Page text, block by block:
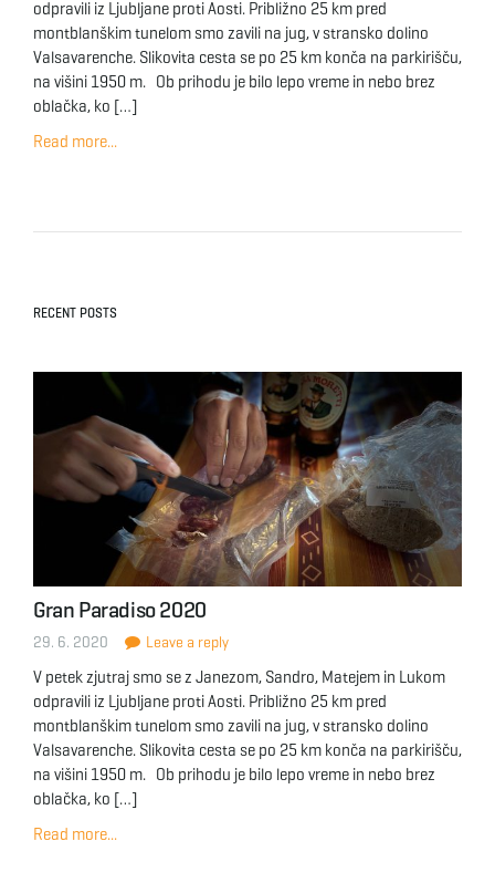
odpravili iz Ljubljane proti Aosti. Približno 25 km pred
montblanškim tunelom smo zavili na jug, v stransko dolino
Valsavarenche. Slikovita cesta se po 25 km konča na parkirišču,
na višini 1950 m. Ob prihodu je bilo lepo vreme in nebo brez
oblačka, ko […]
Read more...
RECENT POSTS
Gran Paradiso 2020
29. 6. 2020 Leave a reply
V petek zjutraj smo se z Janezom, Sandro, Matejem in Lukom
odpravili iz Ljubljane proti Aosti. Približno 25 km pred
montblanškim tunelom smo zavili na jug, v stransko dolino
Valsavarenche. Slikovita cesta se po 25 km konča na parkirišču,
na višini 1950 m. Ob prihodu je bilo lepo vreme in nebo brez
oblačka, ko […]
Read more...